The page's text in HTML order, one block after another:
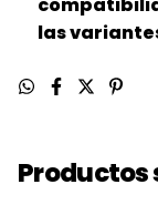
las
Productos